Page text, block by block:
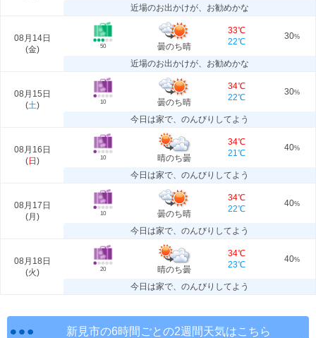
近場のお出かけが、お勧めかな
08月14日
(金) 50 曇のち晴
33℃
22℃
30%
近場のお出かけが、お勧めかな
08月15日
(土) 10 曇のち晴
34℃
22℃
30%
今日は家で、のんびりしてよう
08月16日
(日 ) 10 晴のち曇
34℃
21℃
40%
今日は家で、のんびりしてよう
08月17日
(月 ) 10 曇のち晴
34℃
22℃
40%
今日は家で、のんびりしてよう
08月18日
(火) 20 晴のち曇
34℃
23℃
40%
今日は家で、のんびりしてよう
新見市の6時間ごとの2週間天気はこちら